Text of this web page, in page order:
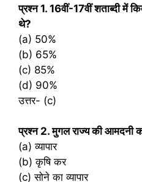
प्रश्‍न 1. 16वीं-17वीं शताब्दी में
थे?
(a) 50%
(b) 65%
(c) 85%
(d) 90%
उत्तर- (c)
प्रश्‍न 2. मुगल राज्य की आमदनी
(a) व्यापार
(b) कृषि कर
(c) सोने का व्यापार